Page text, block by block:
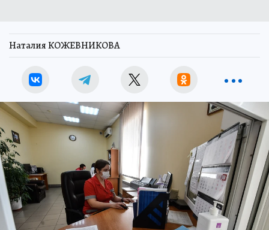
Наталия КОЖЕВНИКОВА